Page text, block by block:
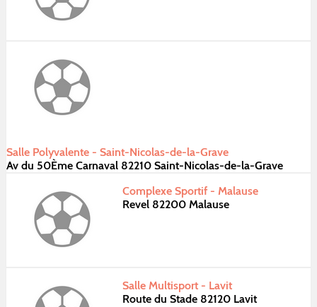
Salle Polyvalente - Saint-Nicolas-de-la-Grave
Av du 50Ème Carnaval 82210 Saint-Nicolas-de-la-Grave
Complexe Sportif - Malause
Revel 82200 Malause
Salle Multisport - Lavit
Route du Stade 82120 Lavit